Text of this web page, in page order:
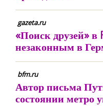
gazeta.ru
«Поиск друзей»
незаконным в
bfm.ru
Автор письма
состоянии метро